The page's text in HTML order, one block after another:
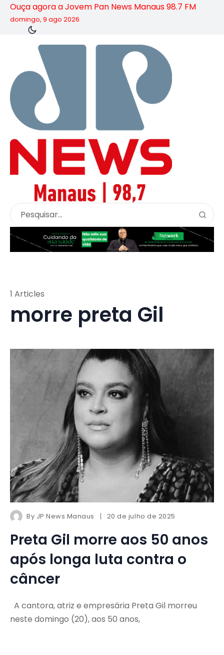
Ouça agora a Jovem Pan News Manaus 98.7 FM
domingo, 9 ago 2026
morre preta Gil
1 Articles
By JP News Manaus 20 de julho de 2025
Preta Gil morre aos 50 anos
após longa luta contra o
câncer
A cantora, atriz e empresária Preta Gil morreu
neste domingo (20), aos 50 anos,